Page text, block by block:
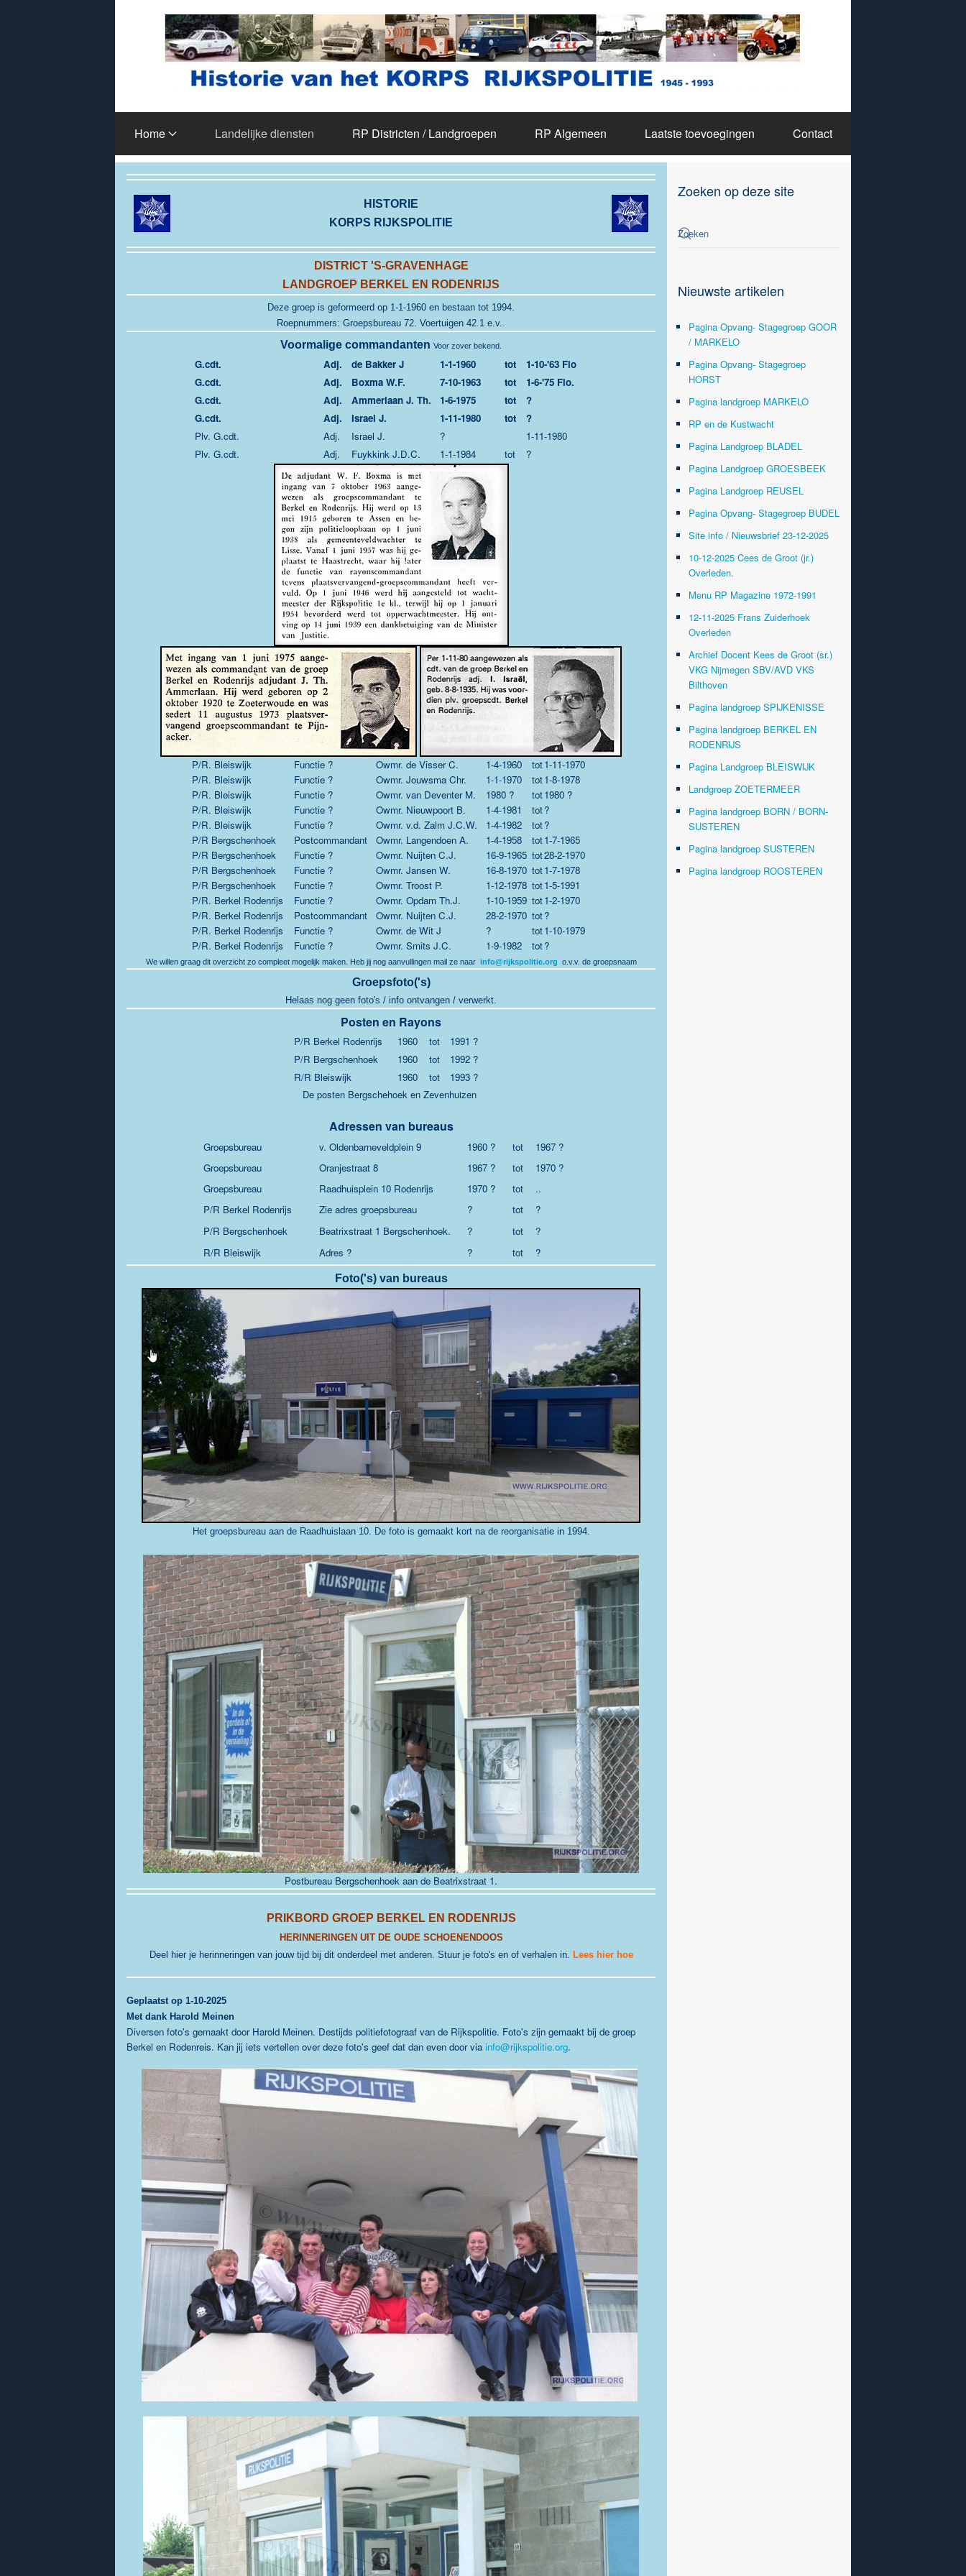
Home Landelijke diensten RP Districten / Landgroepen RP Algemeen Laatste toevoegingen Contact
HISTORIE
KORPS RIJKSPOLITIE
DISTRICT 'S-GRAVENHAGE
LANDGROEP BERKEL EN RODENRIJS
Deze groep is geformeerd op 1-1-1960 en bestaan tot 1994.
Roepnummers: Groepsbureau 72. Voertuigen 42.1 e.v..
Voormalige commandanten Voor zover bekend.
G.cdt. Adj. de Bakker J 1-1-1960 tot
1-10-'63 Flo
G.cdt.
Adj. Boxma W.F. 7-10-1963 tot
1-6-'75 Flo.
G.cdt.
Adj. Ammerlaan J. Th. 1-6-1975 tot
?
G.cdt.
Adj. Israel J. 1-11-1980 tot
?
Plv. G.cdt.
Adj. Israel J. ?
1-11-1980
Plv. G.cdt.
Adj. Fuykkink J.D.C. 1-1-1984 tot ?
P/R. Bleiswijk Functie ? Owmr. de Visser C. 1-4-1960 tot1-11-1970
P/R. Bleiswijk
Functie ? Owmr. Jouwsma Chr. 1-1-1970 tot1-8-1978
P/R. Bleiswijk
Functie ? Owmr. van Deventer M. 1980 ? tot1980 ?
P/R. Bleiswijk
Functie ? Owmr. Nieuwpoort B. 1-4-1981 tot?
P/R. Bleiswijk
Functie ? Owmr. v.d. Zalm J.C.W. 1-4-1982 tot?
P/R Bergschenhoek
Postcommandant Owmr. Langendoen A. 1-4-1958 tot1-7-1965
P/R Bergschenhoek
Functie ? Owmr. Nuijten C.J. 16-9-1965 tot28-2-1970
P/R Bergschenhoek
Functie ? Owmr. Jansen W. 16-8-1970 tot1-7-1978
P/R Bergschenhoek
Functie ? Owmr. Troost P. 1-12-1978 tot1-5-1991
P/R. Berkel Rodenrijs
Functie ? Owmr. Opdam Th.J. 1-10-1959 tot1-2-1970
P/R. Berkel Rodenrijs
Postcommandant Owmr. Nuijten C.J. 28-2-1970 tot?
P/R. Berkel Rodenrijs
Functie ? Owmr. de Wit J ? tot1-10-1979
P/R. Berkel Rodenrijs
Functie ? Owmr. Smits J.C. 1-9-1982 tot?
We willen graag dit overzicht zo compleet mogelijk maken. Heb jij nog aanvullingen mail ze naar info@rijkspolitie.org o.v.v. de groepsnaam
Groepsfoto('s)
Helaas nog geen foto's / info ontvangen / verwerkt.
Posten en Rayons
P/R Berkel Rodenrijs 1960 tot
1991 ?
P/R Bergschenhoek
1960 tot
1992 ?
R/R Bleiswijk
1960 tot
1993 ?
De posten Bergschehoek en Zevenhuizen
Adressen van bureaus
Groepsbureau v. Oldenbarneveldplein 9 1960 ? tot
1967 ?
Groepsbureau
Oranjestraat 8 1967 ? tot
1970 ?
Groepsbureau
Raadhuisplein 10 Rodenrijs 1970 ? tot
..
P/R Berkel Rodenrijs
Zie adres groepsbureau ? tot
?
P/R Bergschenhoek
Beatrixstraat 1 Bergschenhoek. ? tot
?
R/R Bleiswijk
Adres ? ? tot ?
Foto('s) van bureaus
Het groepsbureau aan de Raadhuislaan 10. De foto is gemaakt kort na de reorganisatie in 1994.
Postbureau Bergschenhoek aan de Beatrixstraat 1.
PRIKBORD GROEP BERKEL EN RODENRIJS
HERINNERINGEN UIT DE OUDE SCHOENENDOOS
Deel hier je herinneringen van jouw tijd bij dit onderdeel met anderen. Stuur je foto's en of verhalen in. Lees hier hoe
Geplaatst op 1-10-2025
Met dank Harold Meinen
Diversen foto's gemaakt door Harold Meinen. Destijds politiefotograaf van de Rijkspolitie. Foto's zijn gemaakt bij de groep
Berkel en Rodenreis. Kan jij iets vertellen over deze foto's geef dat dan even door via info@rijkspolitie.org.
Zoeken op deze site
Nieuwste artikelen
Pagina Opvang- Stagegroep GOOR
/ MARKELO
Pagina Opvang- Stagegroep
HORST
Pagina landgroep MARKELO
RP en de Kustwacht
Pagina Landgroep BLADEL
Pagina Landgroep GROESBEEK
Pagina Landgroep REUSEL
Pagina Opvang- Stagegroep BUDEL
Site info / Nieuwsbrief 23-12-2025
10-12-2025 Cees de Groot (jr.)
Overleden.
Menu RP Magazine 1972-1991
12-11-2025 Frans Zuiderhoek
Overleden
Archief Docent Kees de Groot (sr.)
VKG Nijmegen SBV/AVD VKS
Bilthoven
Pagina landgroep SPIJKENISSE
Pagina landgroep BERKEL EN
RODENRIJS
Pagina Landgroep BLEISWIJK
Landgroep ZOETERMEER
Pagina landgroep BORN / BORN-
SUSTEREN
Pagina landgroep SUSTEREN
Pagina landgroep ROOSTEREN